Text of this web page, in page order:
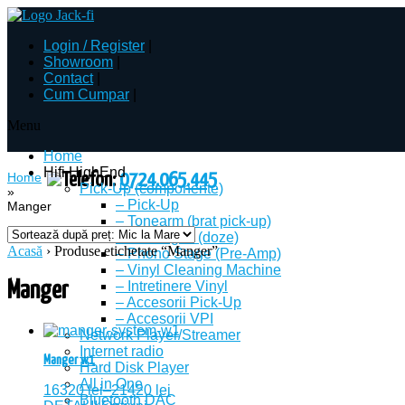
Login / Register
Showroom
Contact|
Cum Cumpar
Menu
Home
Hifi HighEnd
Pick-Up (componente)
– Pick-Up
– Tonearm (brat pick-up)
– Cartridges (doze)
– Phono Stage (Pre-Amp)
– Vinyl Cleaning Machine
– Intretinere Vinyl
– Accesorii Pick-Up
– Accesorii VPI
Network Player/Streamer
Internet radio
Hard Disk Player
All in One
Bluetooth DAC
Telefon:0724.065.445
Home
»
Manger
Acasă › Produse etichetate “Manger”
Manger
Manger w1
16320lei–21420 lei